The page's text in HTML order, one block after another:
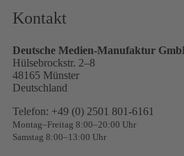
Kontakt
Deutsche Medien-Manufaktur
Hülsebrockstr. 2–8
48165 Münster
Deutschland
Telefon: +49 (0) 2501 801-6161
Montag–Freitag 8:00–20:00 Uhr
Samstag 8:00–13:00 Uhr